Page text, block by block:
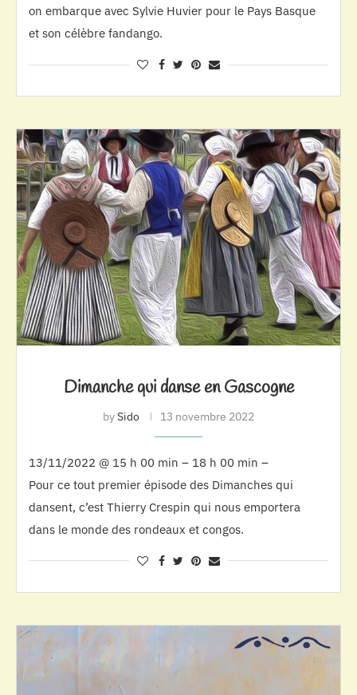
on embarque avec Sylvie Huvier pour le Pays Basque
et son célèbre fandango.
Dimanche qui danse en Gascogne
bySido 13 novembre 2022
13/11/2022 @ 15 h 00 min – 18 h 00 min –
Pour ce tout premier épisode des Dimanches qui
dansent, c’est Thierry Crespin qui nous emportera
dans le monde des rondeaux et congos.